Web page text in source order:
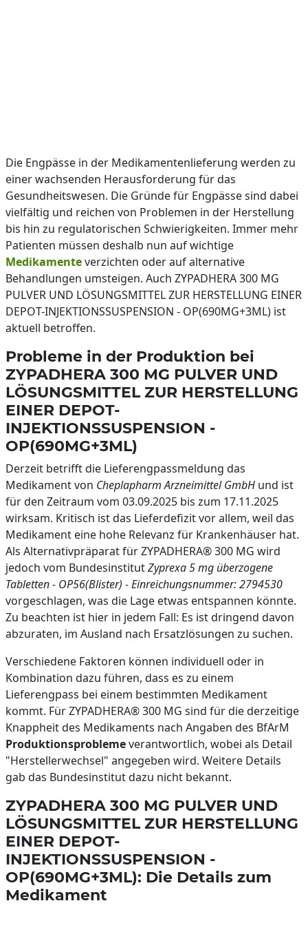
Die Engpässe in der Medikamentenlieferung werden zu
einer wachsenden Herausforderung für das
Gesundheitswesen. Die Gründe für Engpässe sind dabei
vielfältig und reichen von Problemen in der Herstellung
bis hin zu regulatorischen Schwierigkeiten. Immer mehr
Patienten müssen deshalb nun auf wichtige
Medikamenteverzichten oder auf alternative
Behandlungen umsteigen. Auch ZYPADHERA 300 MG
PULVER UND LÖSUNGSMITTEL ZUR HERSTELLUNG EINER
DEPOT-INJEKTIONSSUSPENSION - OP(690MG+3ML) ist
aktuell betroffen.
Probleme in der Produktion bei
ZYPADHERA 300 MG PULVER UND
LÖSUNGSMITTEL ZUR HERSTELLUNG
EINER DEPOT-
INJEKTIONSSUSPENSION -
OP(690MG+3ML)
Derzeit betrifft die Lieferengpassmeldung das
Medikament von Cheplapharm Arzneimittel GmbH und ist
für den Zeitraum vom 03.09.2025 bis zum 17.11.2025
wirksam. Kritisch ist das Lieferdefizit vor allem, weil das
Medikament eine hohe Relevanz für Krankenhäuser hat.
Als Alternativpräparat für ZYPADHERA® 300 MG wird
jedoch vom BundesinstitutZyprexa 5 mg überzogene
Tabletten - OP56(Blister) - Einreichungsnummer: 2794530
vorgeschlagen, was die Lage etwas entspannen könnte.
Zu beachten ist hier in jedem Fall: Es ist dringend davon
abzuraten, im Ausland nach Ersatzlösungen zu suchen.
Verschiedene Faktoren können individuell oder in
Kombination dazu führen, dass es zu einem
Lieferengpass bei einem bestimmten Medikament
kommt. Für ZYPADHERA® 300 MG sind für die derzeitige
Knappheit des Medikaments nach Angaben des BfArM
Produktionsproblemeverantwortlich, wobei als Detail
"Herstellerwechsel" angegeben wird. Weitere Details
gab das Bundesinstitut dazu nicht bekannt.
ZYPADHERA 300 MG PULVER UND
LÖSUNGSMITTEL ZUR HERSTELLUNG
EINER DEPOT-
INJEKTIONSSUSPENSION -
OP(690MG+3ML): Die Details zum
Medikament